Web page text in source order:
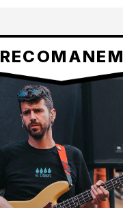
RECOMANEM